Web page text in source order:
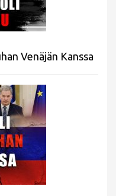
Venäjän Kanssa